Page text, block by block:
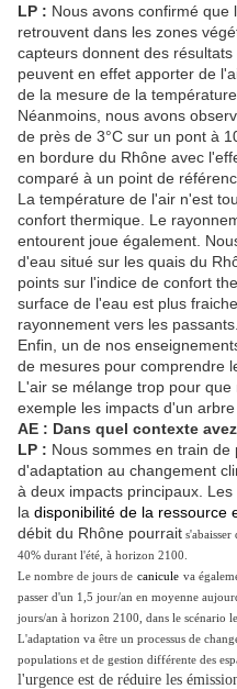
LP : Nous avons confirmé que
retrouvent dans les zones
capteurs donnent des
peuvent en effet apporter de
de la mesure de la température
Néanmoins, nous avons
de près de 3°C sur un pont à
en bordure du Rhône avec
comparé à un point de
La température de l'air n'est
confort thermique. Le
entourent joue également.
d'eau situé sur les quais du
points sur l'indice de confort
surface de l'eau est plus
rayonnement vers les passants.
Enfin, un de nos
de mesures pour comprendre
L'air se mélange trop pour
exemple les impacts d'un
AE : Dans quel contexte
LP : Nous sommes en train
d'adaptation au changement
à deux impacts principaux.
la disponibilité de la ressource
débit du Rhône pourrait
40% durant l'été, à horizon 2100.
Le nombre de jours de canicule va
passer d'un 1,5 jour/an en moyenne
jours/an à horizon 2100, dans le scénario
L'adaptation va être un processus de
populations et de gestion différente des
l'urgence est de réduire les